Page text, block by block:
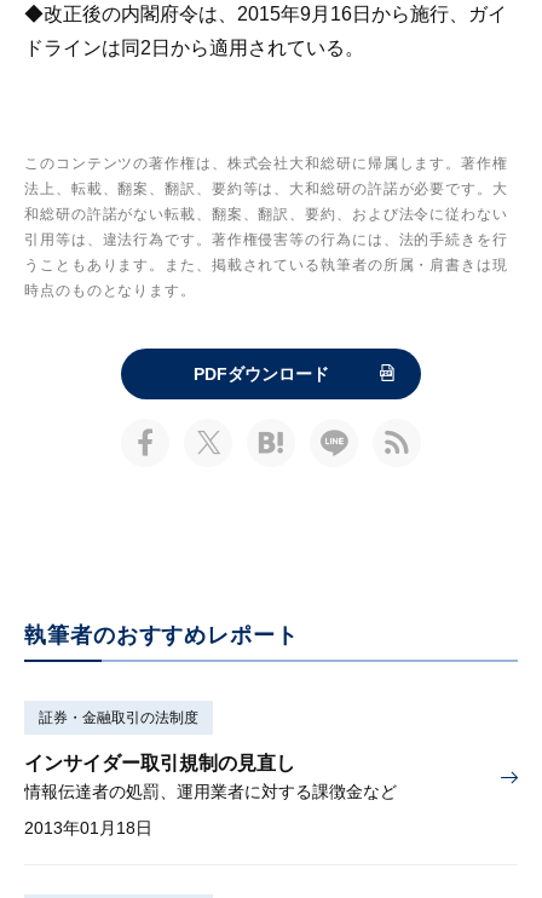
◆改正後の内閣府令は、2015年9月16日から施行、ガイ
ドラインは同2日から適用されている。
このコンテンツの著作権は、株式会社大和総研に帰属します。著作権
法上、転載、翻案、翻訳、要約等は、大和総研の許諾が必要です。大
和総研の許諾がない転載、翻案、翻訳、要約、および法令に従わない
引用等は、違法行為です。著作権侵害等の行為には、法的手続きを行
うこともあります。また、掲載されている執筆者の所属・肩書きは現
時点のものとなります。
PDFダウンロード
執筆者のおすすめレポート
証券・金融取引の法制度
インサイダー取引規制の見直し
情報伝達者の処罰、運用業者に対する課徴金など
2013年01月18日